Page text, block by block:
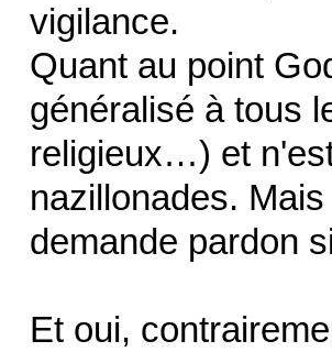
vigilance.
Quant au point
généralisé à tous
religieux…) et
nazillonades.
demande pardon
Et oui,